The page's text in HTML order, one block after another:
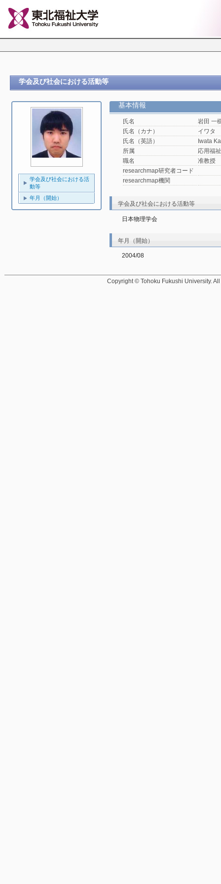
学会及び社会における活動等
学会及び社会における活
動等
年月（開始）
基本情報
氏名
岩田 一
氏名（カナ）
イワタ
氏名（英語）
Iwata
所属
応用福
職名
准教授
researchmap研究者コード
researchmap機関
学会及び社会における活動等
日本物理学会
年月（開始）
2004/08